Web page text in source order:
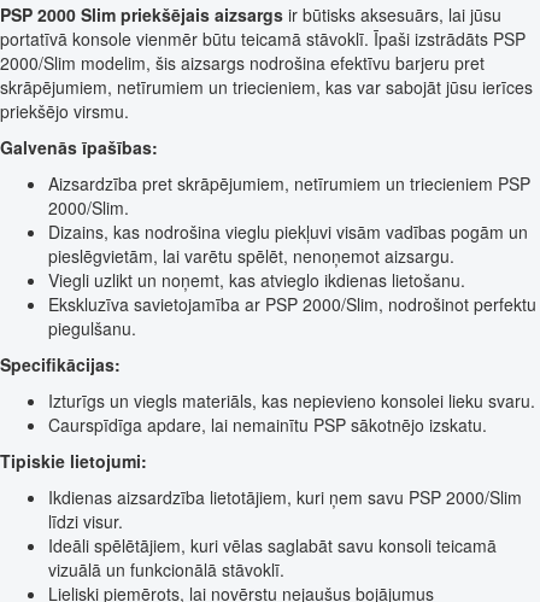
PSP 2000 Slim priekšējais aizsargs ir būtisks aksesuārs, lai jūsu
portatīvā konsole vienmēr būtu teicamā stāvoklī. Īpaši izstrādāts PSP
2000/Slim modelim, šis aizsargs nodrošina efektīvu barjeru pret
skrāpējumiem, netīrumiem un triecieniem, kas var sabojāt jūsu ierīces
priekšējo virsmu.
Galvenās īpašības:
Aizsardzība pret skrāpējumiem, netīrumiem un triecieniem PSP
2000/Slim.
Dizains, kas nodrošina vieglu piekļuvi visām vadības pogām un
pieslēgvietām, lai varētu spēlēt, nenoņemot aizsargu.
Viegli uzlikt un noņemt, kas atvieglo ikdienas lietošanu.
Ekskluzīva savietojamība ar PSP 2000/Slim, nodrošinot perfektu
piegulšanu.
Specifikācijas:
Izturīgs un viegls materiāls, kas nepievieno konsolei lieku svaru.
Caurspīdīga apdare, lai nemainītu PSP sākotnējo izskatu.
Tipiskie lietojumi:
Ikdienas aizsardzība lietotājiem, kuri ņem savu PSP 2000/Slim
līdzi visur.
Ideāli spēlētājiem, kuri vēlas saglabāt savu konsoli teicamā
vizuālā un funkcionālā stāvoklī.
Lieliski piemērots, lai novērstu nejaušus bojājumus